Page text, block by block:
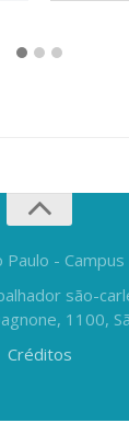
- Campus
são-
1100,
Créditos